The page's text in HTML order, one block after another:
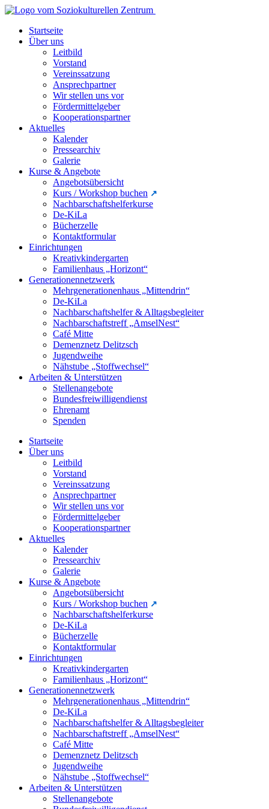
Startseite
Über uns
Leitbild
Vorstand
Vereinssatzung
Ansprechpartner
Wir stellen uns vor
Fördermittelgeber
Kooperationspartner
Aktuelles
Kalender
Pressearchiv
Galerie
Kurse & Angebote
Angebotsübersicht
Kurs / Workshop buchen
Nachbarschaftshelferkurse
De-KiLa
Bücherzelle
Kontaktformular
Einrichtungen
Kreativkindergarten
Familienhaus „Horizont“
Generationennetzwerk
Mehrgenerationenhaus „Mittendrin“
De-KiLa
Nachbarschaftshelfer & Alltagsbegleiter
Nachbarschaftstreff „AmselNest“
Café Mitte
Demenznetz Delitzsch
Jugendweihe
Nähstube „Stoffwechsel“
Arbeiten & Unterstützen
Stellenangebote
Bundesfreiwilligendienst
Ehrenamt
Spenden
Startseite
Über uns
Leitbild
Vorstand
Vereinssatzung
Ansprechpartner
Wir stellen uns vor
Fördermittelgeber
Kooperationspartner
Aktuelles
Kalender
Pressearchiv
Galerie
Kurse & Angebote
Angebotsübersicht
Kurs / Workshop buchen
Nachbarschaftshelferkurse
De-KiLa
Bücherzelle
Kontaktformular
Einrichtungen
Kreativkindergarten
Familienhaus „Horizont“
Generationennetzwerk
Mehrgenerationenhaus „Mittendrin“
De-KiLa
Nachbarschaftshelfer & Alltagsbegleiter
Nachbarschaftstreff „AmselNest“
Café Mitte
Demenznetz Delitzsch
Jugendweihe
Nähstube „Stoffwechsel“
Arbeiten & Unterstützen
Stellenangebote